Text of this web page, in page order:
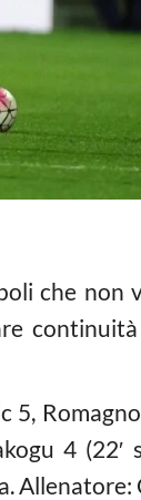
che
continuità
5,
4
Allenatore: